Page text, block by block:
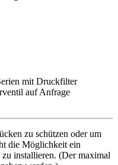
mit Druckfilter
auf Anfrage
zu schützen oder um
die Möglichkeit ein
installieren. (Der maximal